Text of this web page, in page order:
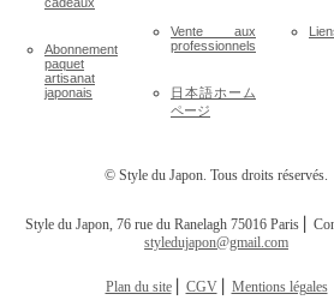
Accessoires
Autres
Chèques
Foire aux
questions
Presse
ページ
© Style du Japon. Tous droits réservés.